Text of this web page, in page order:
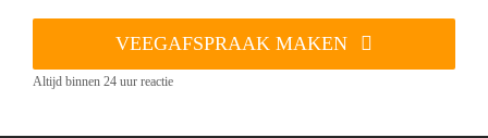
VEEGAFSPRAAK MAKEN
Altijd binnen 24 uur reactie